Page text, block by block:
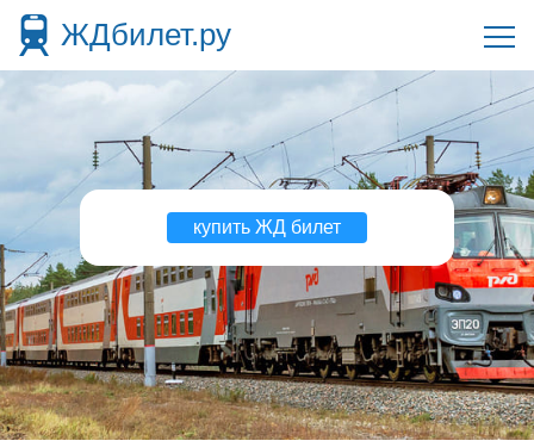
ЖДбилет.ру
купить ЖД билет